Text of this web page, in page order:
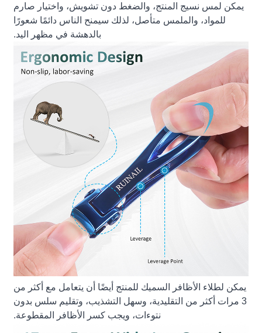
يمكن لمس نسيج المنتج، والضغط دون تشويش، واختيار صارم
للمواد، والملمس متأصل، لذلك سيمنح الناس دائمًا شعورًا
بالدهشة في مظهر اليد.
يمكن لطلاء الأظافر السميك للمنتج أيضًا أن يتعامل مع أكثر من
3 مرات أكثر من التقليدية، وسهل التشذيب، وتقليم سلس بدون
نتوءات، ويجب كسر الأظافر المقطوعة.